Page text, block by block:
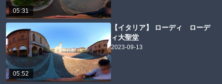
05:31
05:52
【イタリア】 ローディ ローデ
ィ大聖堂
2023-09-13